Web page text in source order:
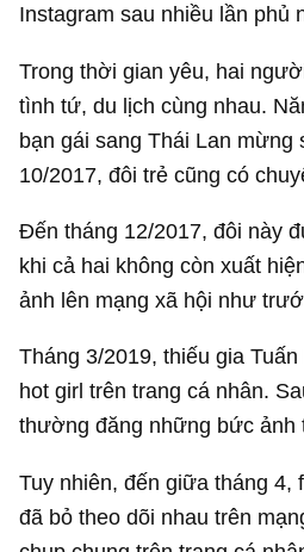
Instagram sau nhiều lần phủ
Trong thời gian yêu, hai
tình tứ, du lịch cùng nhau.
bạn gái sang Thái Lan mừng
10/2017, đôi trẻ cũng có
Đến tháng 12/2017, đôi này
khi cả hai không còn xuất
ảnh lên mạng xã hội như
Tháng 3/2019, thiếu gia
hot girl trên trang cá nhân.
thường đăng những bức ảnh
Tuy nhiên, đến giữa tháng 4,
đã bỏ theo dõi nhau trên